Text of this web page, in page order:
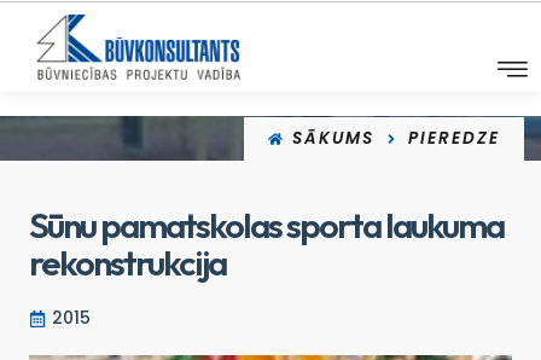
SĀKUMS PIEREDZE
Sūnu pamatskolas sporta laukuma
rekonstrukcija
2015